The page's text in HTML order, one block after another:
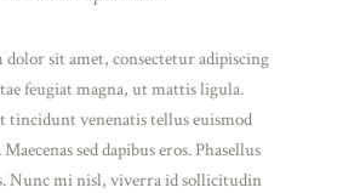
sit amet, consectetur adipiscing
feugiat magna, ut mattis ligula.
tincidunt venenatis tellus euismod
sed dapibus eros. Phasellus
Nunc mi nisl, viverra id sollicitudin